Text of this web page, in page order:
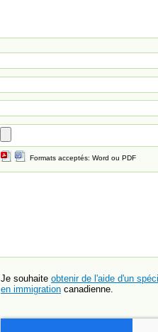
Formats acceptés: Word ou PDF
Je souhaite obtenir de l'aide d'un
en immigration canadienne.